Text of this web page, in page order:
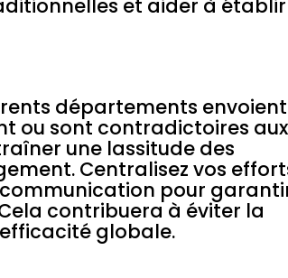
et aider à établir
départements envoient
ou sont contradictoires aux
une lassitude des
Centralisez vos
pour
contribuera à éviter la
globale.